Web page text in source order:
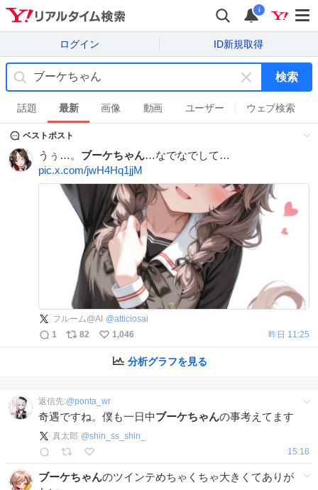
i
ログイン ID新規取得
キ
ー
ワ
消
す
検索
話題 最新 画像 動画 ユーザー ウェブ検索
ベストポスト
うぅ…。 ブーケちゃん…なでなでして…
pic.x.com/jwH4Hq1jjM
フルーム@AI @atticiosai
1
82 1,046 昨日 11:25
分析グラフを見る
返信先:@ponta_wr
奇遇ですね。僕も一日中ブーケちゃんの事考えてます
真太郎 @shin_ss_shin_
15:16
ブーケちゃんのツインテめちゃくちゃ大きくてありが